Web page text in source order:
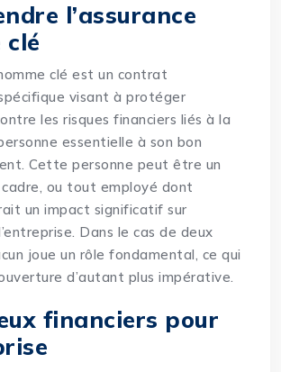
l’assurance
clé
clé est un contrat
visant à protéger
les risques financiers liés à la
essentielle à son bon
Cette personne peut être un
ou tout employé dont
un impact significatif sur
Dans le cas de deux
joue un rôle fondamental, ce qui
d’autant plus impérative.
financiers pour